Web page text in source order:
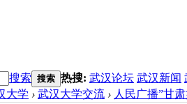
搜索 搜索 热搜: 武汉论坛 武汉新闻
大学 › 武汉大学交流 › 人民广播”甘